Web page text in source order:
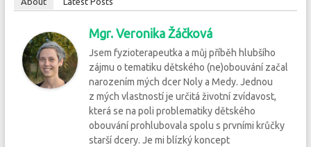
Mgr. Veronika Žáčková
Jsem fyzioterapeutka a můj příběh hlubšího
zájmu o tematiku dětského (ne)obouvání začal
narozením mých dcer Noly a Medy. Jednou
z mých vlastností je určitá životní zvídavost,
která se na poli problematiky dětského
obouvání prohlubovala spolu s prvními krůčky
starší dcery. Je mi blízký koncept